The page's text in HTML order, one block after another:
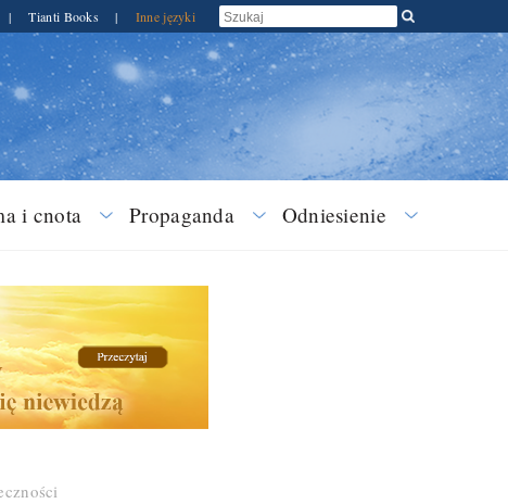
| Tianti Books | Inne języki
i cnota Propaganda Odniesienie